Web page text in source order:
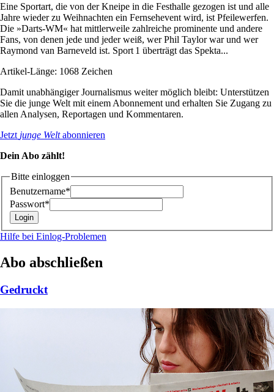
Eine Sportart, die von der Kneipe in die Festhalle gezogen ist und alle
Jahre wieder zu Weihnachten ein Fernsehevent wird, ist Pfeilewerfen.
Die »Darts-WM« hat mittlerweile zahlreiche prominente und andere
Fans, von denen jede und jeder weiß, wer Phil Taylor war und wer
Raymond van Barneveld ist. Sport 1 überträgt das Spekta...
Artikel-Länge: 1068 Zeichen
Damit unabhängiger Journalismus weiter möglich bleibt: Unterstützen
Sie die junge Welt mit einem Abonnement und erhalten Sie Zugang zu
allen Analysen, Reportagen und Kommentaren.
Jetzt junge Weltabonnieren
Dein Abo zählt!
Bitte einloggen
Benutzername*
Passwort*
Hilfe bei Einlog-Problemen
Abo abschließen
Gedruckt